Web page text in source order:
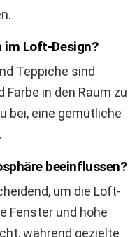
im Loft-Design?
Teppiche sind
in den Raum zu
bei, eine gemütliche
beeinflussen?
um die Loft-
Fenster und hohe
während gezielte